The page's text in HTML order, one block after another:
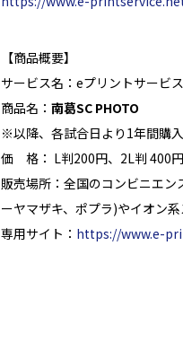
【商品概要】
サービス名：eプリントサービス
商品名： 南葛SC PHOTO
※以降、各試合日より1年間購
価 格： L判200円、2L判 400
販売場所：全国のコンビニエ
ーヤマザキ、ポプラ)やイオン
専用サイト： https://www.e-